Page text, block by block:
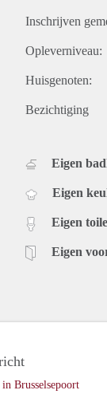
Inschrijven
Opleverniveau:
Huisgenoten:
Bezichtiging
Eigen
Eigen
Eigen
Eigen
Brusselsepoort